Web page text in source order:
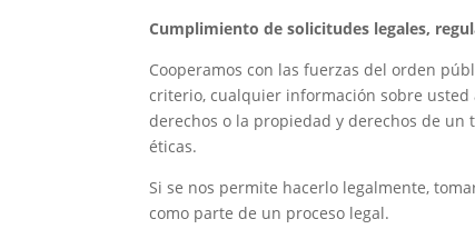
Cumplimiento de solicitudes legales,
Cooperamos con las fuerzas del orden
criterio, cualquier información sobre usted
derechos o la propiedad y derechos de
éticas.
Si se nos permite hacerlo legalmente,
como parte de un proceso legal.